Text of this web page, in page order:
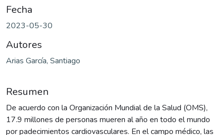
Fecha
2023-05-30
Autores
Arias García, Santiago
Resumen
De acuerdo con la Organización Mundial de la Salud (OMS),
17.9 millones de personas mueren al año en todo el mundo
por padecimientos cardiovasculares. En el campo médico, las